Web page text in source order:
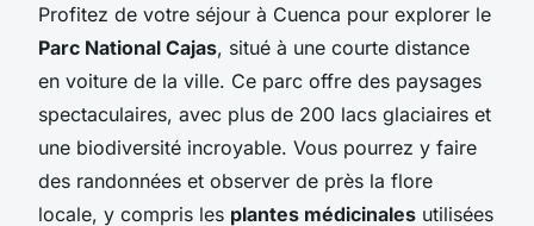
Profitez de votre séjour à Cuenca pour explorer le
Parc National Cajas, situé à une courte distance
en voiture de la ville. Ce parc offre des paysages
spectaculaires, avec plus de 200 lacs glaciaires et
une biodiversité incroyable. Vous pourrez y faire
des randonnées et observer de près la flore
locale, y compris les plantes médicinales utilisées